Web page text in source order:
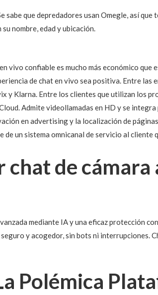
sabe que depredadores usan Omegle, así
nombre, edad y ubicación.
vivo confiable es mucho más económico que
de chat en vivo sea positiva. Entre
y Klarna. Entre los clientes que utilizan los
Admite videollamadas en HD y se
en advertising y la localización de
un sistema omnicanal de servicio al cliente
chat de
mediante IA y una eficaz protección
y acogedor, sin bots ni interrupciones.
Polémica